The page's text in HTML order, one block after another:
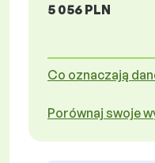
5 056 PLN
Co oznaczają
Porównaj swoje